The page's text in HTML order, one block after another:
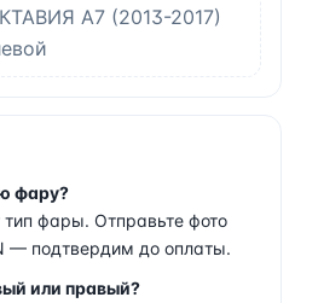
А7 (2013-2017)
фару?
фары. Отправьте фото
— подтвердим до оплаты.
или правый?